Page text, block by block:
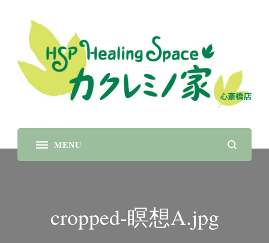
レス
大阪心斎橋 瞑想 呼吸 癒し パワーストーンブレス
レット
cropped-瞑想A.jpg